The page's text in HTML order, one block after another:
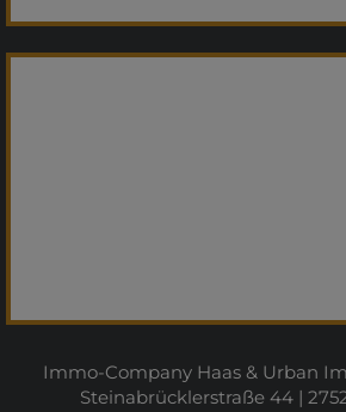
Immo-Company Haas & Urban
Steinabrücklerstraße 44 |